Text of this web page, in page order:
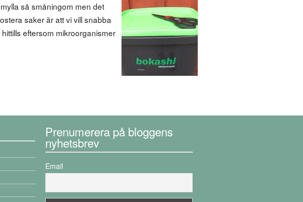
så småningom men det
saker är att vi vill snabba
eftersom mikroorganismer
Prenumerera på bloggens
nyhetsbrev
Email